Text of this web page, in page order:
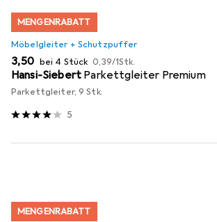
MENGENRABATT
Möbelgleiter + Schutzpuffer
EUR
3,50 bei 4 Stück EUR
0,39/1Stk.
Hansi-Siebert Parkettgleiter Premium
Parkettgleiter, 9 Stk.
5
MENGENRABATT